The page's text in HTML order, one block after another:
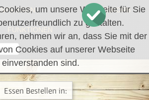
um unsere Webseite für Sie
zu gestalten.
nehmen wir an, dass Sie mit der
Cookies auf unserer Webseite
einverstanden sind.
WARENKORB
FUNKTIONEN
Essen Bestellen in: